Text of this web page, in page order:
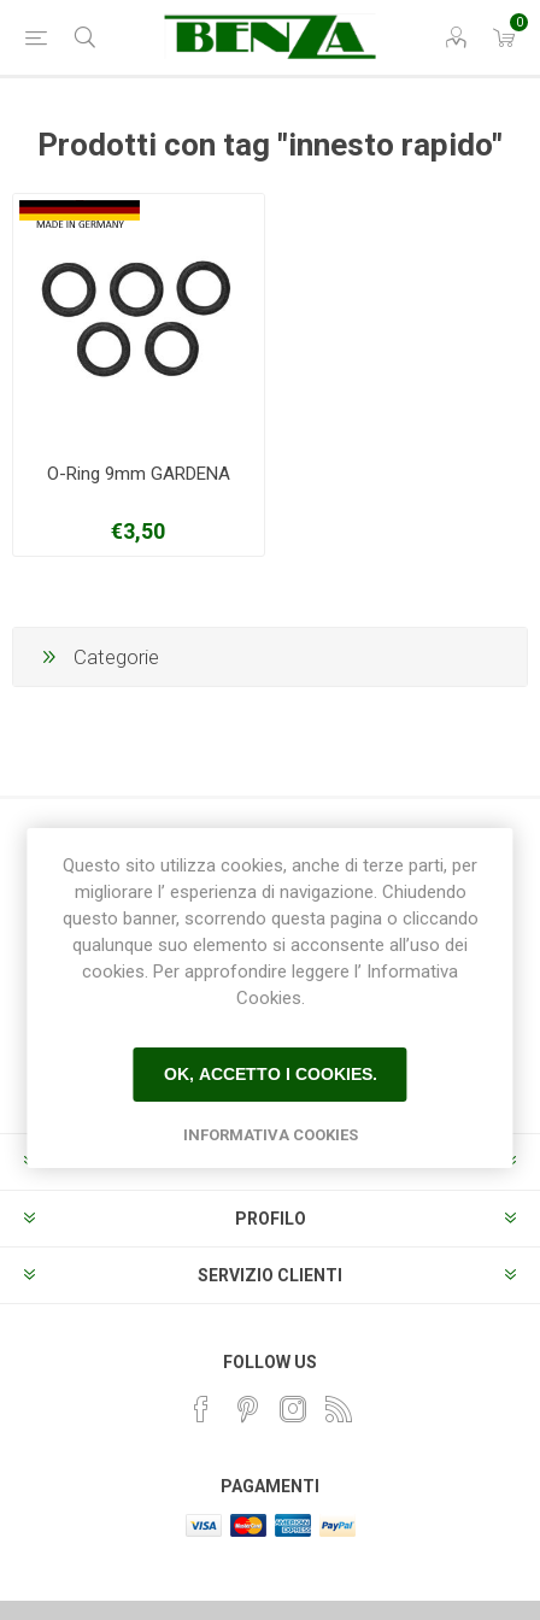
0
Prodotti con tag "innesto rapido"
O-Ring 9mm GARDENA
€3,50
Categorie
Ricevi la newsletter
PROFILO
SERVIZIO CLIENTI
FOLLOW US
PAGAMENTI
Questo sito utilizza cookies, anche di terze parti, per
migliorare l’ esperienza di navigazione. Chiudendo
questo banner, scorrendo questa pagina o cliccando
qualunque suo elemento si acconsente all’uso dei
cookies. Per approfondire leggere l’ Informativa
Cookies.
OK, ACCETTO I COOKIES.
INFORMATIVA COOKIES